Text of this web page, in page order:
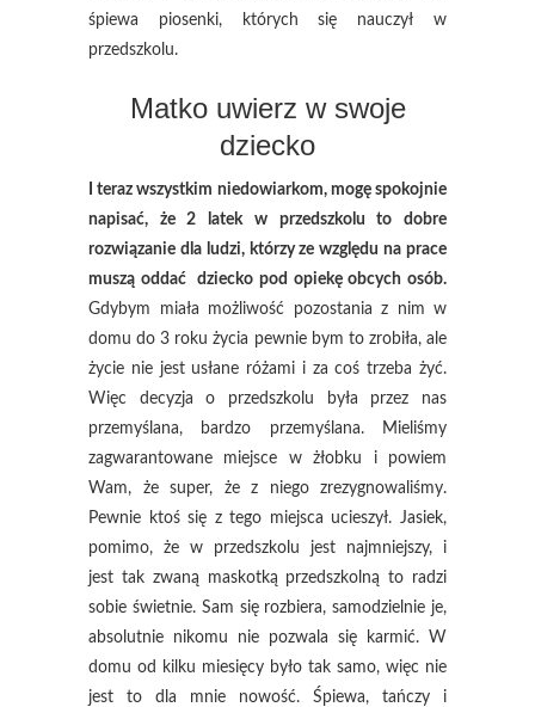
śpiewa piosenki, których się nauczył w
przedszkolu.
Matko uwierz w swoje
dziecko
I teraz wszystkim niedowiarkom, mogę spokojnie
napisać, że 2 latek w przedszkolu to dobre
rozwiązanie dla ludzi, którzy ze względu na prace
muszą oddać dziecko pod opiekę obcych osób.
Gdybym miała możliwość pozostania z nim w
domu do 3 roku życia pewnie bym to zrobiła, ale
życie nie jest usłane różami i za coś trzeba żyć.
Więc decyzja o przedszkolu była przez nas
przemyślana, bardzo przemyślana. Mieliśmy
zagwarantowane miejsce w żłobku i powiem
Wam, że super, że z niego zrezygnowaliśmy.
Pewnie ktoś się z tego miejsca ucieszył. Jasiek,
pomimo, że w przedszkolu jest najmniejszy, i
jest tak zwaną maskotką przedszkolną to radzi
sobie świetnie. Sam się rozbiera, samodzielnie je,
absolutnie nikomu nie pozwala się karmić. W
domu od kilku miesięcy było tak samo, więc nie
jest to dla mnie nowość. Śpiewa, tańczy i